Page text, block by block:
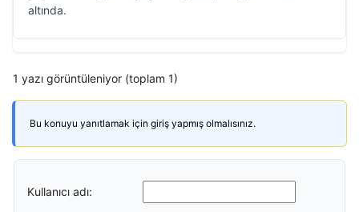
altında.
1 yazı görüntüleniyor (toplam 1)
Bu konuyu yanıtlamak için giriş yapmış olmalısınız.
Kullanıcı adı: